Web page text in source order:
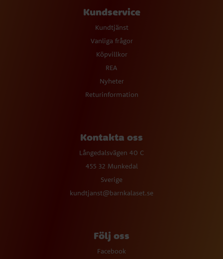
Kundservice
Kundtjänst
Vanliga frågor
Köpvillkor
REA
Nyheter
Returinformation
Kontakta oss
Långedalsvägen 40 C
455 32 Munkedal
Sverige
kundtjanst@barnkalaset.se
Följ oss
Facebook